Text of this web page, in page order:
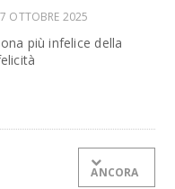
OTTOBRE 2025
più infelice della
ANCORA